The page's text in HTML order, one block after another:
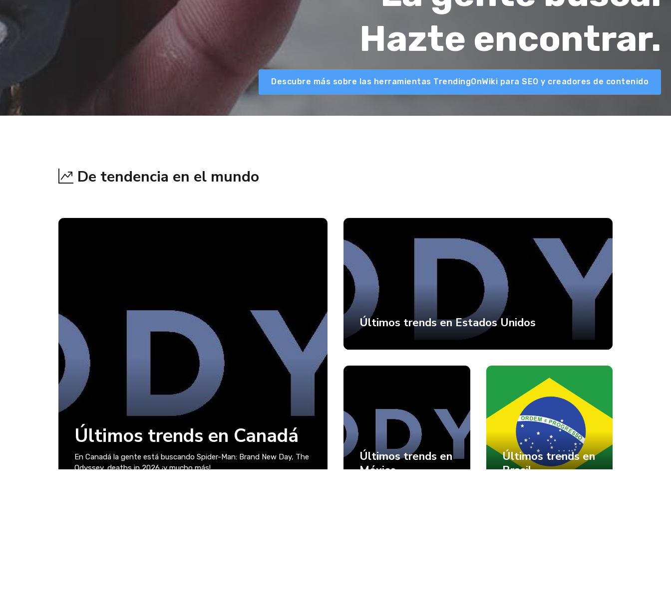
Hazte encontrar.
Descubre más sobre las herramientas TrendingOnWiki para SEO y creadores de contenido
De tendencia en el mundo
Últimos trends en Canadá
En Canadá la gente está buscando Spider-Man: Brand New Day, The
Odyssey, deaths in 2026 ¡y mucho más!
Últimos trends en Estados Unidos
Últimos trends en
México
Últimos trends en
Brasil